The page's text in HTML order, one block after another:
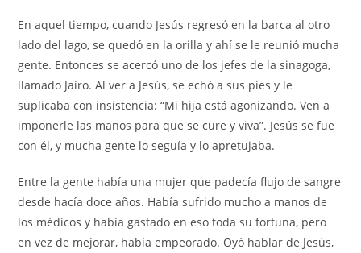
En aquel tiempo, cuando Jesús regresó en la barca al otro
lado del lago, se quedó en la orilla y ahí se le reunió mucha
gente. Entonces se acercó uno de los jefes de la sinagoga,
llamado Jairo. Al ver a Jesús, se echó a sus pies y le
suplicaba con insistencia: “Mi hija está agonizando. Ven a
imponerle las manos para que se cure y viva”. Jesús se fue
con él, y mucha gente lo seguía y lo apretujaba.
Entre la gente había una mujer que padecía flujo de sangre
desde hacía doce años. Había sufrido mucho a manos de
los médicos y había gastado en eso toda su fortuna, pero
en vez de mejorar, había empeorado. Oyó hablar de Jesús,